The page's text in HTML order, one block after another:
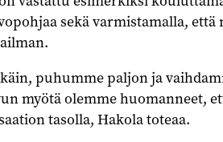
sekä varmistamalla, että
puhumme paljon ja
myötä olemme huomanneet,
tasolla, Hakola toteaa.